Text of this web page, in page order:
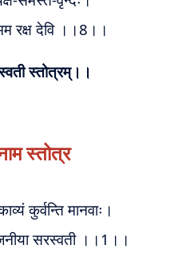
रक्ष देवि ।।8।।
स्तोत्रम्।।
स्तोत्र
कुर्वन्ति मानवाः।
सरस्वती ।।1।।